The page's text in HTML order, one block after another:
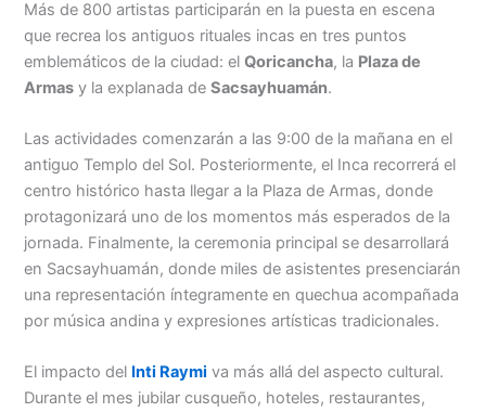
Más de 800 artistas participarán en la puesta en escena
que recrea los antiguos rituales incas en tres puntos
emblemáticos de la ciudad: elQoricancha, la Plaza de
Armas y la explanada deSacsayhuamán.
Las actividades comenzarán a las 9:00 de la mañana en el
antiguo Templo del Sol. Posteriormente, el Inca recorrerá el
centro histórico hasta llegar a la Plaza de Armas, donde
protagonizará uno de los momentos más esperados de la
jornada. Finalmente, la ceremonia principal se desarrollará
en Sacsayhuamán, donde miles de asistentes presenciarán
una representación íntegramente en quechua acompañada
por música andina y expresiones artísticas tradicionales.
El impacto del Inti Raymi va más allá del aspecto cultural.
Durante el mes jubilar cusqueño, hoteles, restaurantes,